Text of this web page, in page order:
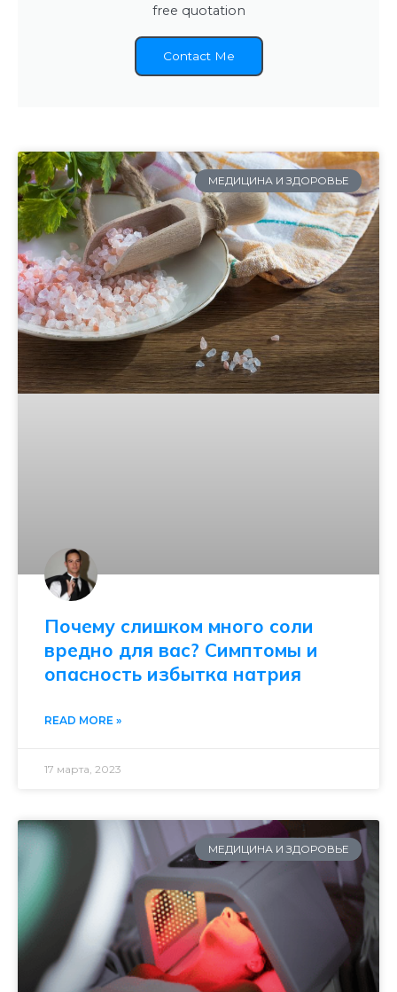
free quotation
Contact Me
МЕДИЦИНА И ЗДОРОВЬЕ
Почему слишком много соли
вредно для вас? Симптомы и
опасность избытка натрия
READ MORE »
17 марта, 2023
МЕДИЦИНА И ЗДОРОВЬЕ